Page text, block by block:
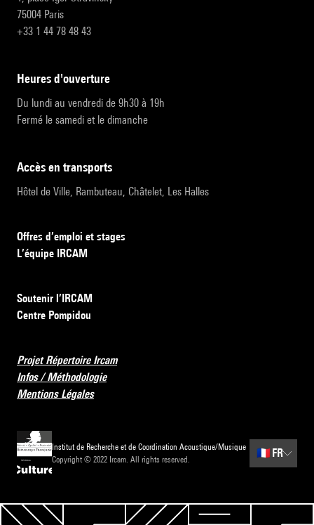
75004 Paris
+33 1 44 78 48 43
heures d'ouverture
Du lundi au vendredi de 9h30 à 19h
Fermé le samedi et le dimanche
accès en transports
Hôtel de Ville, Rambuteau, Châtelet, Les Halles
Offres d’emploi et stages
L’équipe IRCAM
Soutenir l’IRCAM
Centre Pompidou
Projet Répertoire Ircam
Infos / Méthodologie
Mentions Légales
Institut de Recherche et de Coordination Acoustique/Musique
Copyright © 2022 Ircam. All rights reserved.
🇫🇷 FR